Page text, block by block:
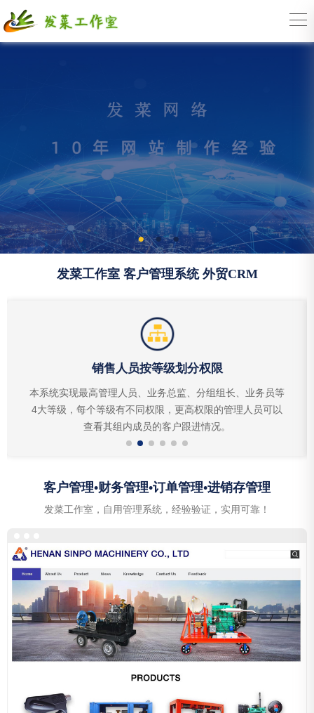
发菜工作室 客户管理系统 外贸CRM
销售人员按等级划分权限
本系统实现最高管理人员、业务总监、分组组长、业务员等
4大等级，每个等级有不同权限，更高权限的管理人员可以
查看其组内成员的客户跟进情况。
客户管理•财务管理•订单管理•进销存管理
发菜工作室，自用管理系统，经验验证，实用可靠！